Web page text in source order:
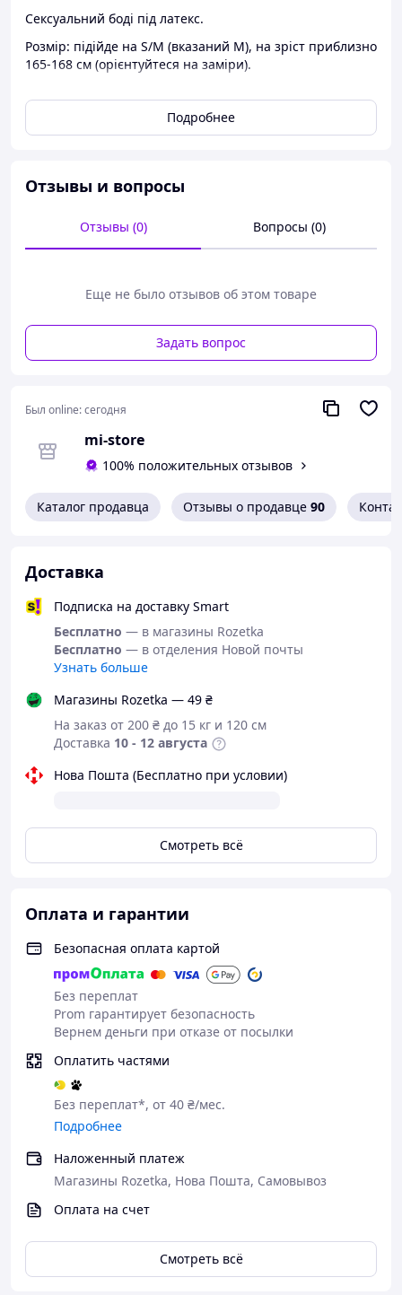
Сексуальний боді під латекс.
Розмір: підійде на S/М (вказаний М), на зріст приблизно
165-168 см (орієнтуйтеся на заміри).
чашки 12-см, ширина 14 см, півобхват під грудьми 38
см, тянеться до 48 см, півобхват талії 35 см, тягнеться
Подробнее
Отзывы и вопросы
Отзывы (0) Вопросы (0)
Еще не было отзывов об этом товаре
Задать вопрос
Был online:сегодня
mi-store
100% положительных отзывов
Каталог продавца Отзывы о продавце 90
Доставка
Подписка на доставку Smart
Бесплатно — в магазины Rozetka
Бесплатно — в отделения Новой почты
Узнать больше
Магазины Rozetka — 49 ₴
На заказ от 200 ₴ до 15 кг и 120 см
Доставка 10 - 12 августа
Нова Пошта (Бесплатно при условии)
Смотреть всё
Оплата и гарантии
Безопасная оплата картой
Без переплат
Prom гарантирует безопасность
Вернем деньги при отказе от посылки
Оплатить частями
Без переплат*, от 40 ₴/мес.
Подробнее
Наложенный платеж
Магазины Rozetka, Нова Пошта, Самовывоз
Оплата на счет
Смотреть всё